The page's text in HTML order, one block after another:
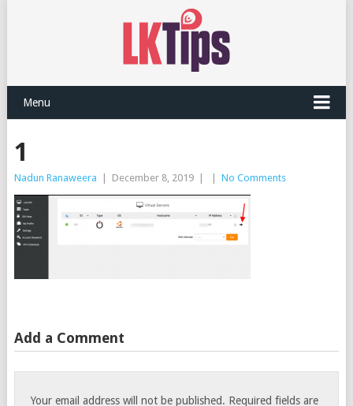
Menu
1
Nadun Ranaweera December 8, 2019 No Comments
Add a Comment
Your email address will not be published. Required fields are